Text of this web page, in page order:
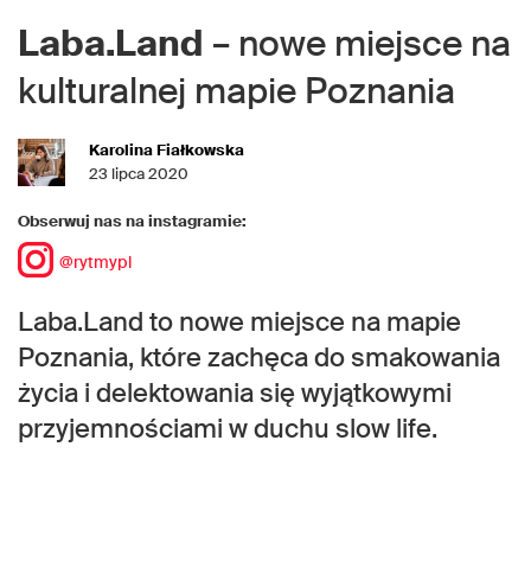
Laba.Land – nowe miejsce na
kulturalnej mapie Poznania
Karolina Fiałkowska
23 lipca 2020
Obserwuj nas na instagramie:
@rytmypl
Laba.Land to nowe miejsce na mapie
Poznania, które zachęca do smakowania
życia i delektowania się wyjątkowymi
przyjemnościami w duchu slow life.